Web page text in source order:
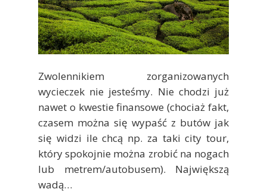
Zwolennikiem zorganizowanych
wycieczek nie jesteśmy. Nie chodzi już
nawet o kwestie finansowe (chociaż fakt,
czasem można się wypaść z butów jak
się widzi ile chcą np. za taki city tour,
który spokojnie można zrobić na nogach
lub metrem/autobusem). Największą
wadą…